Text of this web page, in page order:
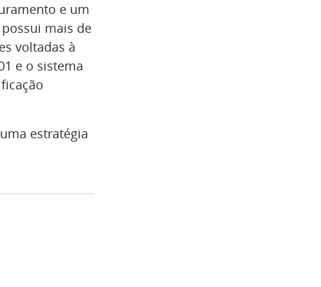
e um
mais de
voltadas à
e o sistema
estratégia